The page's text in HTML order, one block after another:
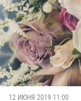
12 ИЮНЯ 2019 11:00